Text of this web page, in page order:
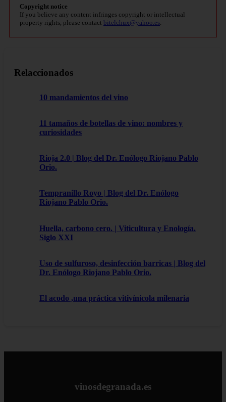
Copyright notice
If you believe any content infringes copyright or intellectual
property rights, please contact bitelchux@yahoo.es.
Relaccionados
10 mandamientos del vino
11 tamaños de botellas de vino: nombres y
curiosidades
Rioja 2.0 | Blog del Dr. Enólogo Riojano Pablo
Orio.
Tempranillo Royo | Blog del Dr. Enólogo
Riojano Pablo Orio.
Huella, carbono cero. | Viticultura y Enología.
Siglo XXI
Uso de sulfuroso, desinfección barricas | Blog del
Dr. Enólogo Riojano Pablo Orio.
El acodo ,una práctica vitivínicola milenaria
vinosdegranada.es